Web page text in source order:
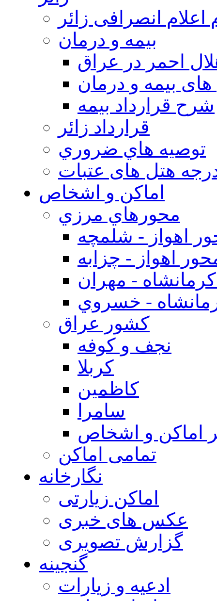
اعلام انصرافی زائر
بيمه و درمان
احمر در عراق
بیمه و درمان
شرح قرارداد بیمه
قرارداد زائر
توصيه هاي ضروري
هتل های عتبات
اماکن و اشخاص
محورهاي مرزي
اهواز - شلمچه
اهواز - چزابه
- مهران
- خسروي
كشور عراق
نجف و كوفه
كربلا
كاظمين
سامرا
اماكن و اشخاص
تمامی اماکن
نگارخانه
اماکن زیارتی
عکس های خبری
گزارش تصویری
گنجینه
ادعیه و زیارات